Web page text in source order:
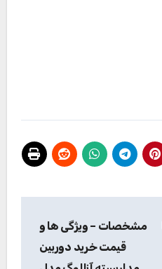
مشخصات – ویژگی ها و
قیمت خرید دوربین